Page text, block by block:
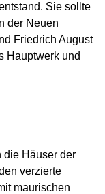
Sie sollte
der Neuen
Friedrich August
Hauptwerk und
die Häuser der
verzierte
maurischen